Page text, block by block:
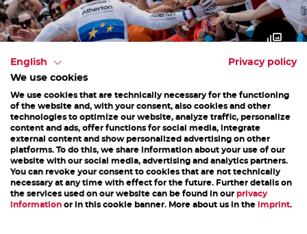
The Bikepark Leogang has a great offer for all bikers,
whether young or old, whether beginners or
English
Privacy policy
We use cookies
We use cookies that are technically necessary for the functioning
of the website and, with your consent, also cookies and other
technologies to optimize our website, analyze traffic, personalize
content and ads, offer functions for social media, integrate
external content and show personalized advertising on other
platforms. To do this, we share information about your use of our
website with our social media, advertising and analytics partners.
You can revoke your consent to cookies that are not technically
necessary at any time with effect for the future. Further details on
the services used on our website can be found in our privacy
information or in this cookie banner. More about us in the imprint.